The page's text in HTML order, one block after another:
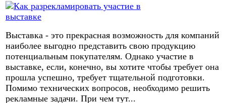
Выставка - это прекрасная возможность для компаний
наиболее выгодно представить свою продукцию
потенциальным покупателям. Однако участие в
выставке, если, конечно, вы хотите чтобы требует она
прошла успешно, требует тщательной подготовки.
Помимо технических вопросов, необходимо решить
рекламные задачи. При чем тут...